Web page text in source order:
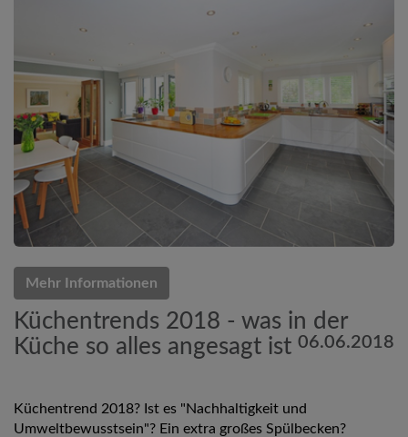
Mehr Informationen
Küchentrends 2018 - was in der
Küche so alles angesagt ist 06.06.2018
Küchentrend 2018? Ist es "Nachhaltigkeit und
Umweltbewusstsein"? Ein extra großes Spülbecken?